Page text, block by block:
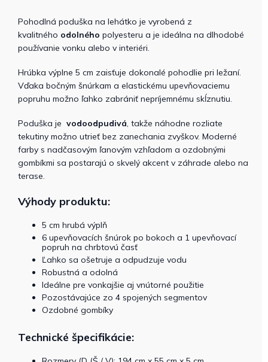
Pohodlná poduška na lehátko je vyrobená z
kvalitného odolného polyesteru a je ideálna na dlhodobé
používanie vonku alebo v interiéri.
Hrúbka výplne 5 cm zaisťuje dokonalé pohodlie pri ležaní.
Vďaka bočným šnúrkam a elastickému upevňovaciemu
popruhu možno ľahko zabrániť nepríjemnému skĺznutiu.
Poduška je vodoodpudivá , takže náhodne rozliate
tekutiny možno utrieť bez zanechania zvyškov. Moderné
farby s nadčasovým ľanovým vzhľadom a ozdobnými
gombíkmi sa postarajú o skvelý akcent v záhrade alebo na
terase.
Výhody produktu:
5 cm hrubá výplň
6 upevňovacích šnúrok po bokoch a 1 upevňovací
popruh na chrbtovú časť
Ľahko sa ošetruje a odpudzuje vodu
Robustná a odolná
Ideálne pre vonkajšie aj vnútorné použitie
Pozostávajúce zo 4 spojených segmentov
Ozdobné gombíky
Technické špecifikácie: